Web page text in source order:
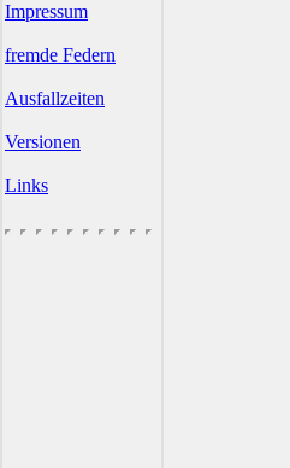
Impressum
fremde Federn
Ausfallzeiten
Versionen
Links